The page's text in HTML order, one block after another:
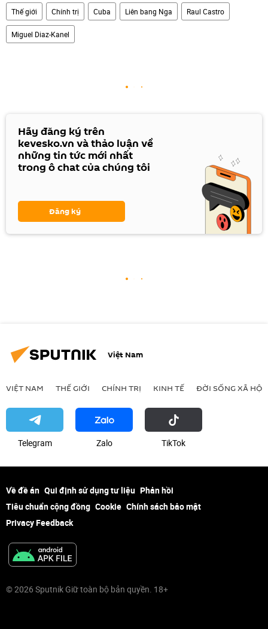
Thế giới Chính trị Cuba Liên bang Nga Raul Castro
Miguel Diaz-Kanel
Hãy đăng ký trên
kevesko.vn và thảo luận về
những tin tức mới nhất
trong ô chat của chúng tôi
Đăng ký
Việt Nam
VIỆT NAM THẾ GIỚI CHÍNH TRỊ KINH TẾ ĐỜI SỐNG XÃ HỘI
Telegram Zalo ТikТоk
Về đề án Qui định sử dụng tư liệu Phản hồi
Tiêu chuẩn cộng đồng Cookie Chính sách bảo mật
Privacy Feedback
© 2026 Sputnik Giữ toàn bộ bản quyền. 18+